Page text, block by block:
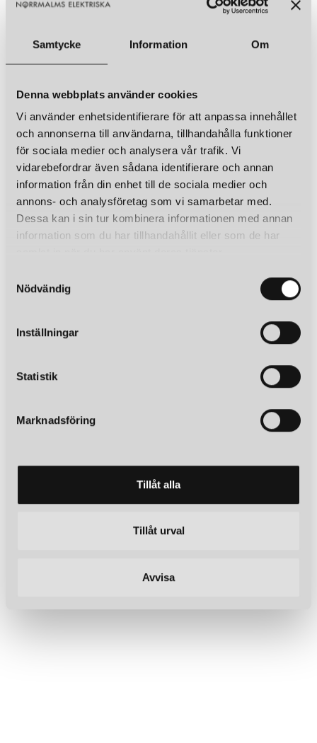
Samtycke Information Om
Denna webbplats använder cookies
Vi använder enhetsidentifierare för att anpassa innehållet
och annonserna till användarna, tillhandahålla funktioner
för sociala medier och analysera vår trafik. Vi
vidarebefordrar även sådana identifierare och annan
information från din enhet till de sociala medier och
annons- och analysföretag som vi samarbetar med.
Dessa kan i sin tur kombinera informationen med annan
information som du har tillhandahållit eller som de har
Nödvändig
Inställningar
Statistik
Marknadsföring
Tillåt alla
Tillåt urval
Avvisa